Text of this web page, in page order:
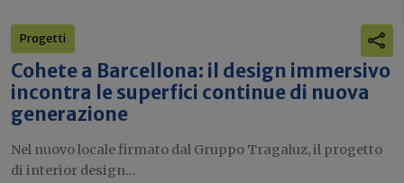
Progetti
Cohete a Barcellona: il design immersivo
incontra le superfici continue di nuova
generazione
Nel nuovo locale firmato dal Gruppo Tragaluz, il progetto
di interior design...